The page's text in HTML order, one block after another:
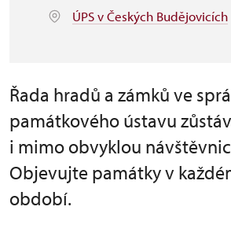
ÚPS v Českých Budějovicích
Řada hradů a zámků ve
památkového ústavu
i mimo obvyklou
Objevujte památky v
období.